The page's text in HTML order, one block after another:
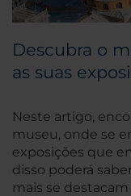
Descubra o
as suas
Neste artigo,
museu, onde se
exposições que
disso poderá
mais se